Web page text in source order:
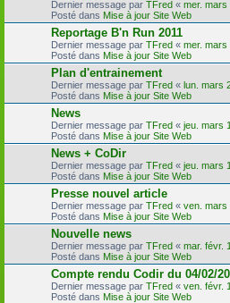
Dernier message par TFred « mer. mars
Posté dans Mise à jour Site Web
Reportage B'n Run 2011
Dernier message par TFred « mer. mars
Posté dans Mise à jour Site Web
Plan d'entrainement
Dernier message par TFred « lun. mars
Posté dans Mise à jour Site Web
News
Dernier message par TFred « jeu. mars
Posté dans Mise à jour Site Web
News + CoDir
Dernier message par TFred « jeu. mars
Posté dans Mise à jour Site Web
Presse nouvel article
Dernier message par TFred « ven. mars
Posté dans Mise à jour Site Web
Nouvelle news
Dernier message par TFred « mar. févr.
Posté dans Mise à jour Site Web
Compte rendu Codir du 04/02/
Dernier message par TFred « ven. févr.
Posté dans Mise à jour Site Web